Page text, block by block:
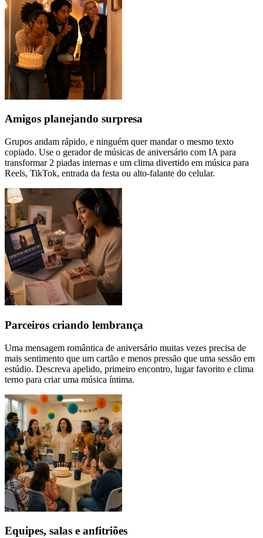
Amigos planejando surpresa
Grupos andam rápido, e ninguém quer mandar o mesmo texto
copiado. Use o gerador de músicas de aniversário com IA para
transformar 2 piadas internas e um clima divertido em música para
Reels, TikTok, entrada da festa ou alto-falante do celular.
Parceiros criando lembrança
Uma mensagem romântica de aniversário muitas vezes precisa de
mais sentimento que um cartão e menos pressão que uma sessão em
estúdio. Descreva apelido, primeiro encontro, lugar favorito e clima
terno para criar uma música íntima.
Equipes, salas e anfitriões